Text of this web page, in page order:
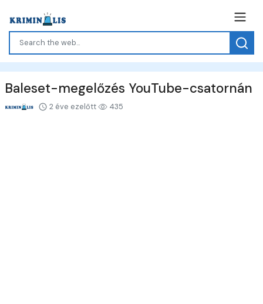
Baleset-megelőzés YouTube-csatornán
2 éve ezelőtt 435